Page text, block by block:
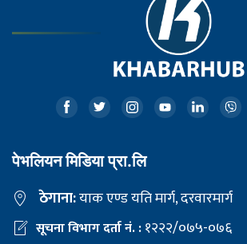
पेभलियन मिडिया प्रा.लि
ठेगाना:याक एण्ड यति मार्ग, दरवारमार्ग
सूचना विभाग दर्ता नं. :१२२२/०७५-०७६